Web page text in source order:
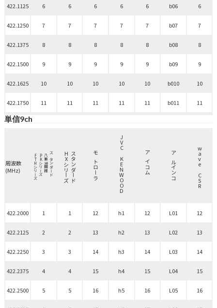
422.1125 6 6 6 6 6 b06 6
422.1250 7 7 7 7 7 b07 7
422.1375 8 8 8 8 8 b08 8
422.1500 9 9 9 9 9 b09 9
422.1625 10 10 10 10 10 b010 10
422.1750 11 11 11 11 11 b011 11
単信9ch
周波数
(MHz)
スタンダード
八重洲無線
PKシリーズ
FTHシリーズ スタンダード
HXシリーズ モトローラ JVC KENWOOD アイコム アルインコ wave CSR
422.2000 1 1 12 h1 12 L01 12
422.2125 2 2 13 h2 13 L02 13
422.2250 3 3 14 h3 14 L03 14
422.2375 4 4 15 h4 15 L04 15
422.2500 5 5 16 h5 16 L05 16